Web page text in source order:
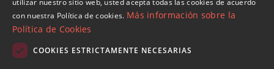
Ver en mapa
Tel:+34 952 765 138
SPANISH
utilizar nuestro sitio web, usted acepta todas las cookies de acuerdo
con nuestra Política de cookies. Más información sobre la
Política de Cookies
COOKIES ESTRICTAMENTE NECESARIAS